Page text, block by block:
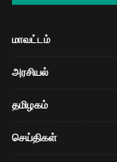
மாவட்டம்
அரசியல்
தமிழகம்
செய்திகள்